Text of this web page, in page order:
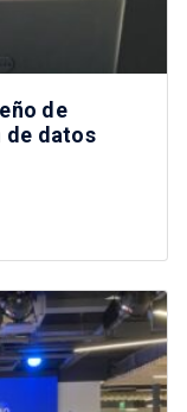
de
de datos